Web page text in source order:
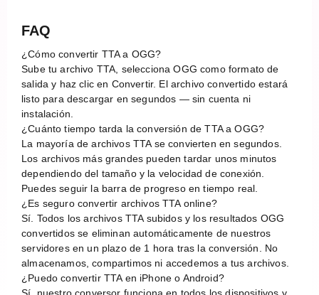
FAQ
¿Cómo convertir TTA a OGG?
Sube tu archivo TTA, selecciona OGG como formato de
salida y haz clic en Convertir. El archivo convertido estará
listo para descargar en segundos — sin cuenta ni
instalación.
¿Cuánto tiempo tarda la conversión de TTA a OGG?
La mayoría de archivos TTA se convierten en segundos.
Los archivos más grandes pueden tardar unos minutos
dependiendo del tamaño y la velocidad de conexión.
Puedes seguir la barra de progreso en tiempo real.
¿Es seguro convertir archivos TTA online?
Sí. Todos los archivos TTA subidos y los resultados OGG
convertidos se eliminan automáticamente de nuestros
servidores en un plazo de 1 hora tras la conversión. No
almacenamos, compartimos ni accedemos a tus archivos.
¿Puedo convertir TTA en iPhone o Android?
Sí, nuestro conversor funciona en todos los dispositivos y